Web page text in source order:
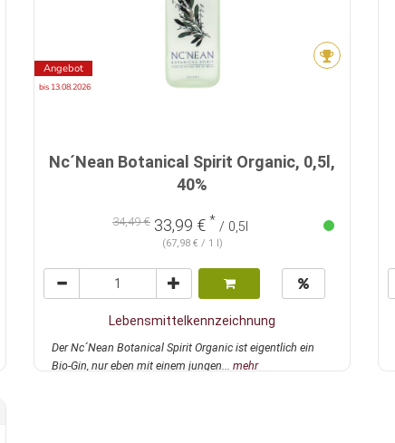
Angebot
bis 13.08.2026
Nc´Nean Botanical Spirit Organic, 0,5l,
40%
34,49 € 33,99 € * / 0,5l
(67,98 € / 1 l)
Lebensmittelkennzeichnung
Der Nc´Nean Botanical Spirit Organic ist eigentlich ein
Bio-Gin, nur eben mit einem jungen... mehr